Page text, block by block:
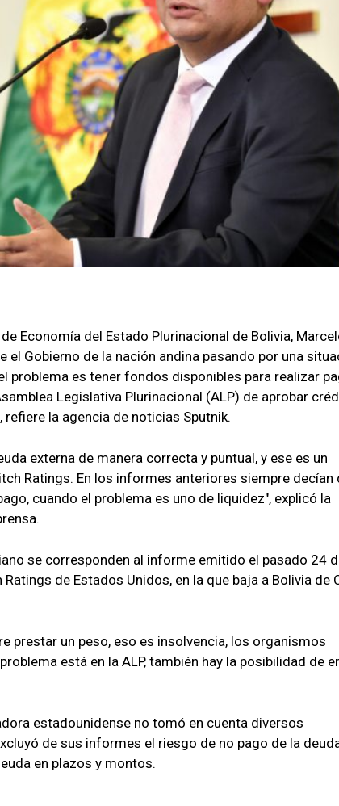
Economía del Estado Plurinacional de Bolivia,
Gobierno de la nación andina pasando por una
problema es tener fondos disponibles para realizar
Legislativa Plurinacional (ALP) de aprobar
la agencia de noticias Sputnik.
externa de manera correcta y puntual, y ese es un
Ratings. En los informes anteriores siempre decían
cuando el problema es uno de liquidez", explicó la
se corresponden al informe emitido el pasado 24
de Estados Unidos, en la que baja a Bolivia de
prestar un peso, eso es insolvencia, los organismos
está en la ALP, también hay la posibilidad de
estadounidense no tomó en cuenta diversos
de sus informes el riesgo de no pago de la
en plazos y montos.